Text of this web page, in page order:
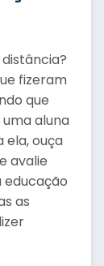
fizeram
que
aluna
ela, ouça
avalie
educação
as